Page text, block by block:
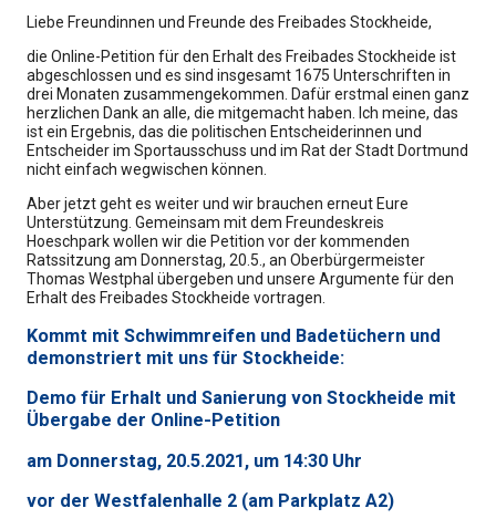
Liebe Freundinnen und Freunde des Freibades Stockheide,
die Online-Petition für den Erhalt des Freibades Stockheide ist
abgeschlossen und es sind insgesamt 1675 Unterschriften in
drei Monaten zusammengekommen. Dafür erstmal einen ganz
herzlichen Dank an alle, die mitgemacht haben. Ich meine, das
ist ein Ergebnis, das die politischen Entscheiderinnen und
Entscheider im Sportausschuss und im Rat der Stadt Dortmund
nicht einfach wegwischen können.
Aber jetzt geht es weiter und wir brauchen erneut Eure
Unterstützung. Gemeinsam mit dem Freundeskreis
Hoeschpark wollen wir die Petition vor der kommenden
Ratssitzung am Donnerstag, 20.5., an Oberbürgermeister
Thomas Westphal übergeben und unsere Argumente für den
Erhalt des Freibades Stockheide vortragen.
Kommt mit Schwimmreifen und Badetüchern und
demonstriert mit uns für Stockheide:
Demo für Erhalt und Sanierung von Stockheide mit
Übergabe der Online-Petition
am Donnerstag, 20.5.2021, um 14:30 Uhr
vor der Westfalenhalle 2 (am Parkplatz A2)